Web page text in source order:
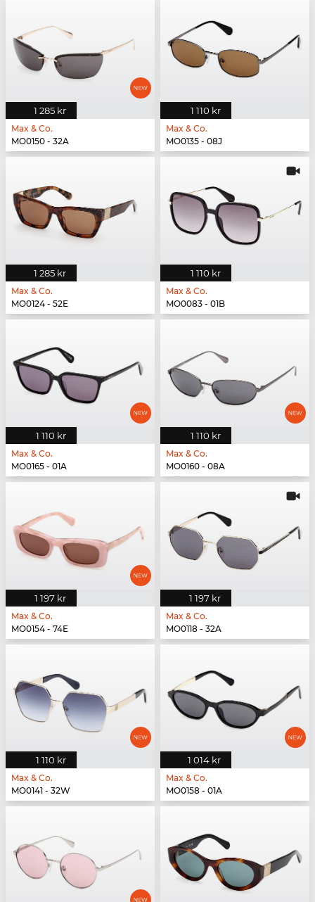
1 285 kr
Max & Co.
MO0150 - 32A
1 110 kr
Max & Co.
MO0135 - 08J
1 285 kr
Max & Co.
MO0124 - 52E
1 110 kr
Max & Co.
MO0083 - 01B
1 110 kr
Max & Co.
MO0165 - 01A
1 110 kr
Max & Co.
MO0160 - 08A
1 197 kr
Max & Co.
MO0154 - 74E
1 197 kr
Max & Co.
MO0118 - 32A
1 110 kr
Max & Co.
MO0141 - 32W
1 014 kr
Max & Co.
MO0158 - 01A